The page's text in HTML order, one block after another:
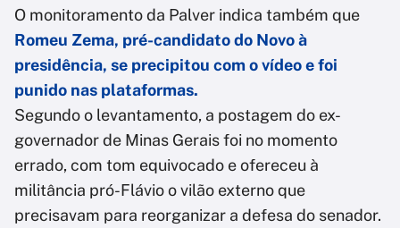
O monitoramento da Palver indica também que
Romeu Zema, pré-candidato do Novo à
presidência, se precipitou com o vídeo e foi
punido nas plataformas.
Segundo o levantamento, a postagem do ex-
governador de Minas Gerais foi no momento
errado, com tom equivocado e ofereceu à
militância pró-Flávio o vilão externo que
precisavam para reorganizar a defesa do senador.